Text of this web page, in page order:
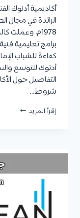
أكاديمية أدنوك
الرائدة في مجال
1978م، وعملت
برامج تعليمية
كفاءة للشباب
أدنوك للتوسع
التفاصيل حول
شروط…
إقرأ المزيد أكاديمية
والدورات،
القبول،
المطلوبة